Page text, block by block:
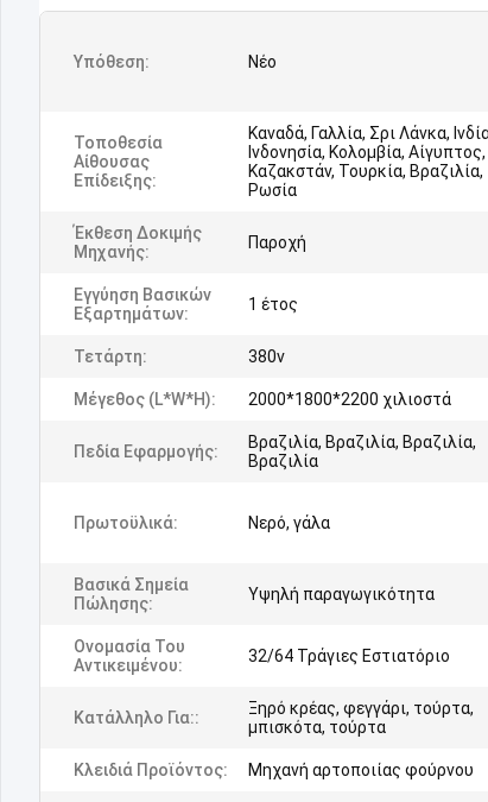
Υπόθεση: Νέο
Τοποθεσία
Αίθουσας
Επίδειξης:
Καναδά, Γαλλία, Σρι Λάνκα,
Ινδονησία, Κολομβία, Αίγυπτος,
Καζακστάν, Τουρκία, Βραζιλία,
Ρωσία
Έκθεση Δοκιμής
Μηχανής:
Παροχή
Εγγύηση Βασικών
Εξαρτημάτων:
1 έτος
Τετάρτη: 380v
Μέγεθος (L*W*H): 2000*1800*2200 χιλιοστά
Πεδία Εφαρμογής:
Βραζιλία, Βραζιλία, Βραζιλία,
Βραζιλία
Πρωτοϋλικά: Νερό, γάλα
Βασικά Σημεία
Πώλησης:
Υψηλή παραγωγικότητα
Ονομασία Του
Αντικειμένου:
32/64 Τράγιες Εστιατόριο
Κατάλληλο Για::
Ξηρό κρέας, φεγγάρι, τούρτα,
μπισκότα, τούρτα
Κλειδιά Προϊόντος: Μηχανή αρτοποιίας φούρνου